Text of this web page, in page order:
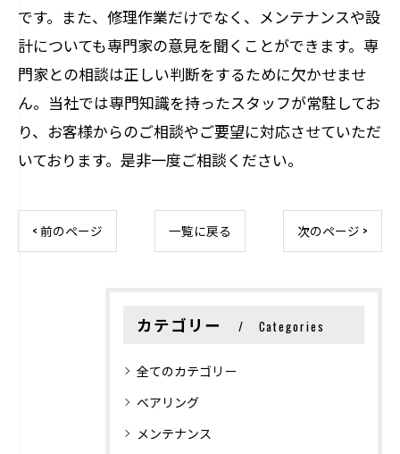
です。また、修理作業だけでなく、メンテナンスや設
計についても専門家の意見を聞くことができます。専
門家との相談は正しい判断をするために欠かせませ
ん。当社では専門知識を持ったスタッフが常駐してお
り、お客様からのご相談やご要望に対応させていただ
いております。是非一度ご相談ください。
< 前のページ 一覧に戻る 次のページ >
カテゴリー Categories
全てのカテゴリー
ベアリング
メンテナンス